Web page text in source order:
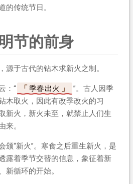
的传统节日。
节的前身
源于古代的钻木求新火之制。
：“ 季春出火
”。古人因季
木取火，因此有改季改火的习
新火，新火未至，就禁止人们生
来。
颁“新火”。寒食之后重生新火，是
露着季节交替的信息，象征着新
新循环的开始。